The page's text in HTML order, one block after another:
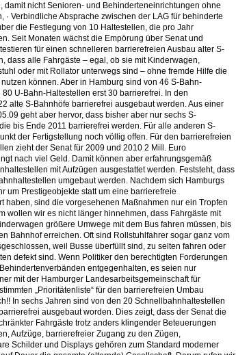
damit nicht Senioren- und Behinderteneinrichtungen ohne
Verbindliche Absprache zwischen der LAG für behinderte
die Festlegung von 10 Haltestellen, die pro Jahr
Seit Monaten wächst die Empörung über Senat und
für einen schnelleren barrierefreien Ausbau alter S-
dass alle Fahrgäste – egal, ob sie mit Kinderwagen,
oder mit Rollator unterwegs sind – ohne fremde Hilfe die
können. Aber in Hamburg sind von 46 S-Bahn-
U-Bahn-Haltestellen erst 30 barrierefrei. In den
alte S-Bahnhöfe barrierefrei ausgebaut werden. Aus einer
geht aber hervor, dass bisher aber nur sechs S-
bis Ende 2011 barrierefrei werden. Für alle anderen S-
der Fertigstellung noch völlig offen. Für den barrierefreien
zieht der Senat für 2009 und 2010 2 Mill. Euro
nach viel Geld. Damit können aber erfahrungsgemäß
mit Aufzügen ausgestattet werden. Feststeht, dass
umgebaut werden. Nachdem sich Hamburgs
um Prestigeobjekte statt um eine barrierefreie
haben, sind die vorgesehenen Maßnahmen nur ein Tropfen
wollen wir es nicht länger hinnehmen, dass Fahrgäste mit
größere Umwege mit dem Bus fahren müssen, bis
Bahnhof erreichen. Oft sind Rollstuhlfahrer sogar ganz vom
weil Busse überfüllt sind, zu selten fahren oder
defekt sind. Wenn Politiker den berechtigten Forderungen
entgegenhalten, es seien nur
mit der Hamburger Landesarbeitsgemeinschaft für
„Prioritätenliste“ für den barrierefreien Umbau
In sechs Jahren sind von den 20 Schnellbahnhaltestellen
ausgebaut worden. Dies zeigt, dass der Senat die
Fahrgäste trotz anders klingender Beteuerungen
Aufzüge, barrierefreier Zugang zu den Zügen,
Schilder und Displays gehören zum Standard moderner